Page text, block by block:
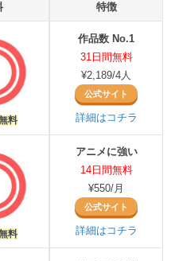
特徴
料
作品数 No.1
31日間無料
¥2,189/4人
公式サイト
詳細はコチラ
料
アニメに強い
14日間無料
¥550/月
公式サイト
詳細はコチラ